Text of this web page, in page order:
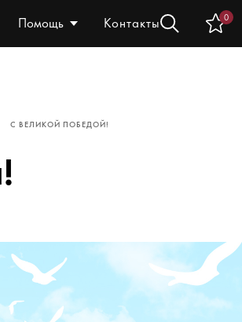
Помощь Контакты 0
С ВЕЛИКОЙ ПОБЕДОЙ!